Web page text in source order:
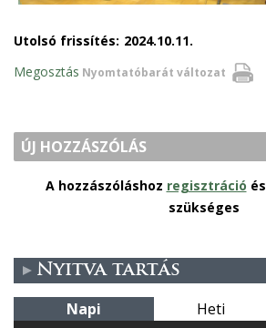
Utolsó frissítés: 2024.10.11.
Nyomtatóbarát változat
Megosztás
ÚJ HOZZÁSZÓLÁS
A hozzászóláshoz regisztráció és
szükséges
Nyitva tartás
Napi Heti